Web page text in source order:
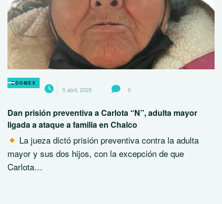
EDOMEX
5 abril, 2025 0
Dan prisión preventiva a Carlota “N”, adulta mayor
ligada a ataque a familia en Chalco
La jueza dictó prisión preventiva contra la adulta
mayor y sus dos hijos, con la excepción de que
Carlota…